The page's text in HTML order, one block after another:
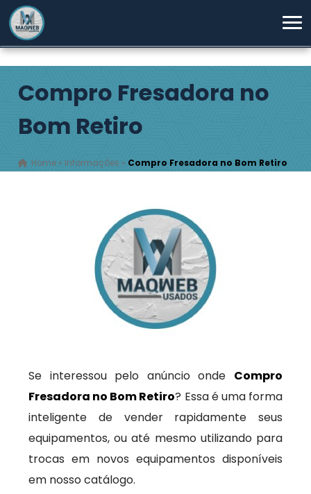
Compro Fresadora no
Bom Retiro
Home » Informações » Compro Fresadora no Bom Retiro
Se interessou pelo anúncio onde Compro
Fresadora no Bom Retiro? Essa é uma forma
inteligente de vender rapidamente seus
equipamentos, ou até mesmo utilizando para
trocas em novos equipamentos disponíveis
em nosso catálogo.